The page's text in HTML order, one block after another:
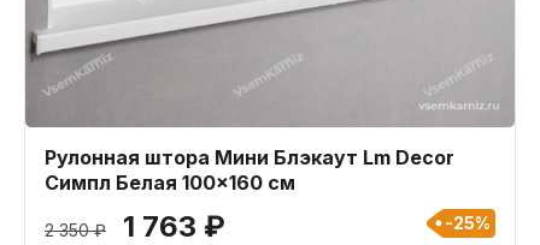
Рулонная штора Мини Блэкаут Lm Decor
Симпл Белая 100x160 см
2 350 ₽ 1 763 ₽ -25%